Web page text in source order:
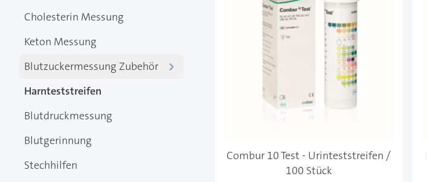
Combur 10 Test - Urinteststreifen /
100 Stück
Cholesterin Messung
Keton Messung
Blutzuckermessung Zubehör
Harnteststreifen
Blutdruckmessung
Blutgerinnung
Stechhilfen